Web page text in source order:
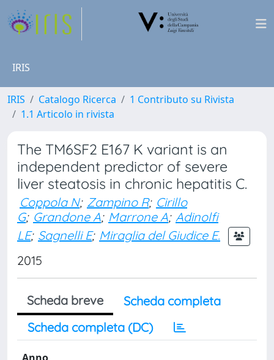
IRIS
IRIS Catalogo Ricerca
1 Contributo su Rivista
1.1 Articolo in rivista
The TM6SF2 E167 K variant is an
independent predictor of severe
liver steatosis in chronic hepatitis C.
Coppola N; Zampino R; Cirillo
G; Grandone A; Marrone A; Adinolfi
LE; Sagnelli E; Miraglia del Giudice E.
2015
Scheda breve
Scheda completa
Scheda completa (DC)